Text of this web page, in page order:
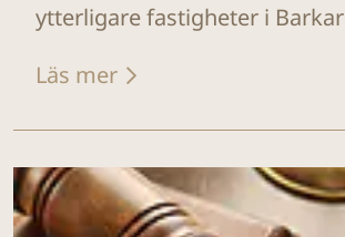
ytterligare fastigheter i
Läs mer